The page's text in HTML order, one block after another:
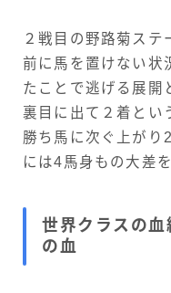
２戦目の野路菊ステ
前に馬を置けない状
たことで逃げる展開
裏目に出て２着とい
勝ち馬に次ぐ上がり
には4馬身もの大差
世界クラスの
の血